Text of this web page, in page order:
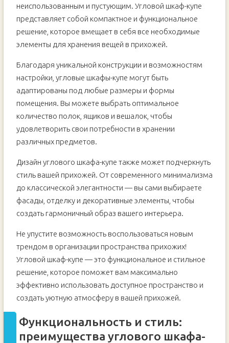
неиспользованным и пустующим. Угловой шкаф-купе
представляет собой компактное и функциональное
решение, которое вмещает в себя все необходимые
элементы для хранения вещей в прихожей.
Благодаря уникальной конструкции и возможностям
настройки, угловые шкафы-купе могут быть
адаптированы под любые размеры и формы
помещения. Вы можете выбрать оптимальное
количество полок, ящиков и вешалок, чтобы
удовлетворить свои потребности в хранении
различных предметов.
Дизайн углового шкафа-купе также может подчеркнуть
стиль вашей прихожей. От современного минимализма
до классической элегантности — вы сами выбираете
фасады, отделку и декоративные элементы, чтобы
создать гармоничный образ вашего интерьера.
Не упустите возможность воспользоваться новым
трендом в организации пространства прихожих!
Угловой шкаф-купе — это функциональное и стильное
решение, которое поможет вам максимально
эффективно использовать доступное пространство и
создать уютную атмосферу в вашей прихожей.
Функциональность и стиль:
преимущества углового шкафа-